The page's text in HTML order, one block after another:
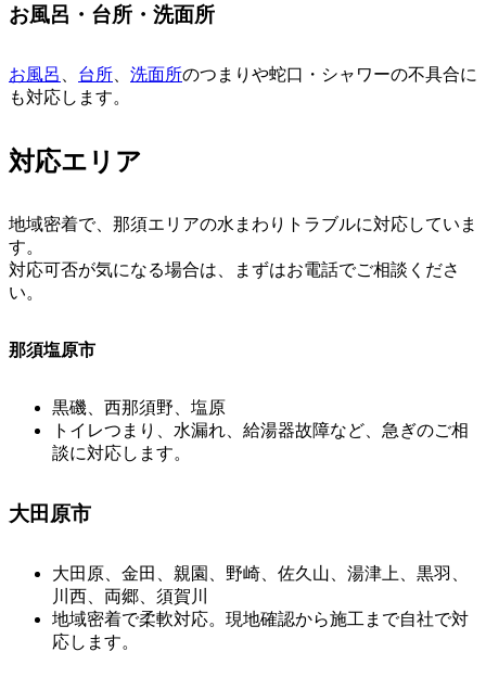
お風呂・台所・洗面所
お風呂 台所 洗面所のつまりや蛇口・シャワーの不具合に
も対応します。
対応エリア
地域密着で、那須エリアの水まわりトラブルに対応していま
す。
対応可否が気になる場合は、まずはお電話でご相談くださ
い。
那須塩原市
黒磯、西那須野、塩原
トイレつまり、水漏れ、給湯器故障など、急ぎのご相
談に対応します。
大田原市
大田原、金田、親園、野崎、佐久山、湯津上、黒羽、
川西、両郷、須賀川
地域密着で柔軟対応。現地確認から施工まで自社で対
応します。